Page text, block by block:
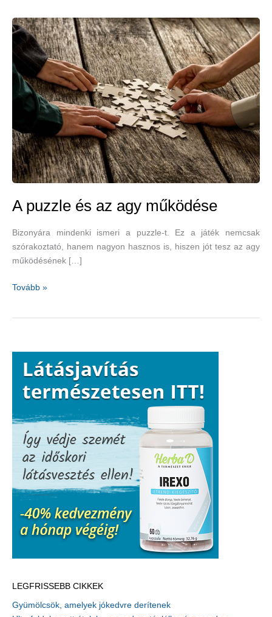
A puzzle és az agy működése
Bizonyára mindenki ismeri a puzzle-t. Ez a játék nemcsak
szórakoztató, hanem nagyon hasznos is, hiszen jót tesz az agy
működésének […]
A
Tovább »
LEGFRISSEBB CIKKEK
Gyümölcsök, amelyek jókedvre derítenek